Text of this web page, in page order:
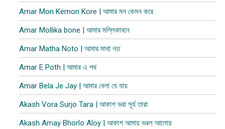
Amar Mon Kemon Kore | আমার মন কেমন করে
Amar Mollika bone | আমার মল্লিকাবনে
Amar Matha Noto | আমার মাথা নত
Amar E Poth | আমার এ পথ
Amar Bela Je Jay | আমার বেলা যে যায়
Akash Vora Surjo Tara | আকাশ ভরা সূর্য তারা
Akash Amay Bhorlo Aloy | আকাশ আমায় ভরল আলোয়